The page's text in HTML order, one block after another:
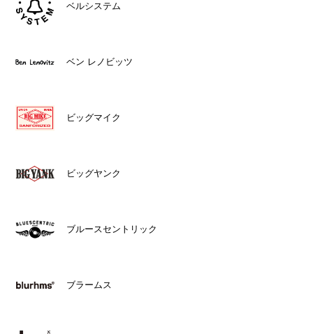
ベルシステム
ベン レノビッツ
ビッグマイク
ビッグヤンク
ブルースセントリック
ブラームス